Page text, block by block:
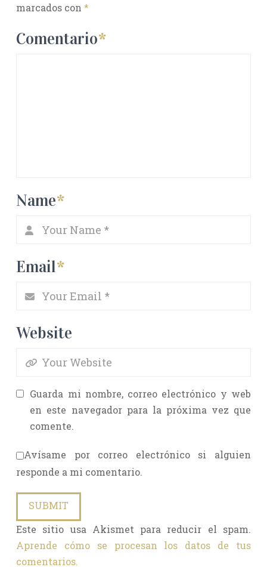
marcados con *
Comentario*
Name*
Email*
Website
Guarda mi nombre, correo electrónico y web
en este navegador para la próxima vez que
comente.
Avísame por correo electrónico si alguien
responde a mi comentario.
Este sitio usa Akismet para reducir el spam.
Aprende cómo se procesan los datos de tus
comentarios.